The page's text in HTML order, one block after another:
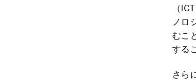
（
ノロ
むこ
する
さら